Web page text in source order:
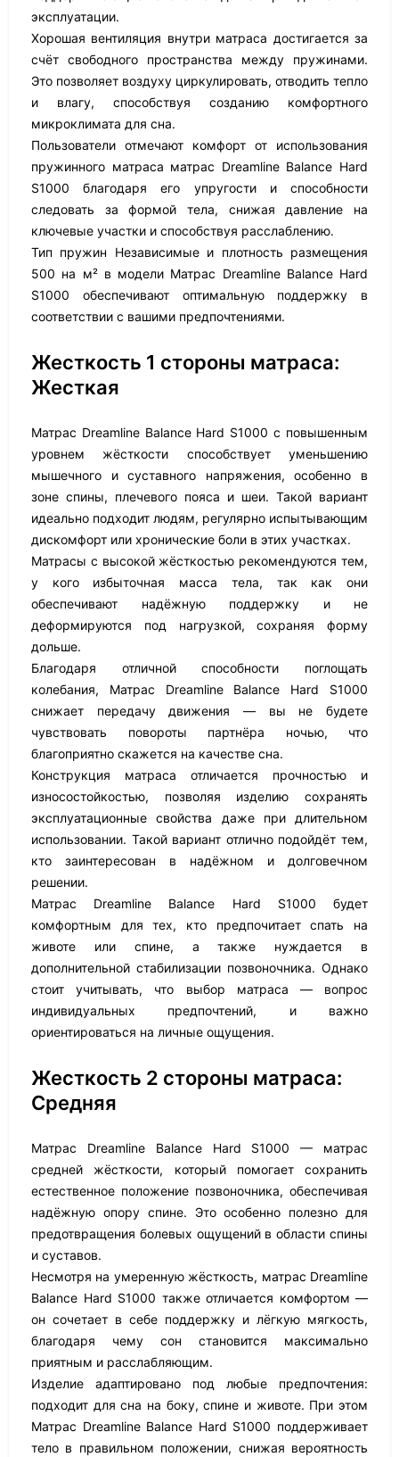
эксплуатации.
Хорошая вентиляция внутри матраса достигается за
счёт свободного пространства между пружинами.
Это позволяет воздуху циркулировать, отводить тепло
и влагу, способствуя созданию комфортного
микроклимата для сна.
Пользователи отмечают комфорт от использования
пружинного матраса матрас Dreamline Balance Hard
S1000 благодаря его упругости и способности
следовать за формой тела, снижая давление на
ключевые участки и способствуя расслаблению.
Тип пружин Независимые и плотность размещения
500 на м² в модели Матрас Dreamline Balance Hard
S1000 обеспечивают оптимальную поддержку в
соответствии с вашими предпочтениями.
Жесткость 1 стороны матраса:
Жесткая
Матрас Dreamline Balance Hard S1000 с повышенным
уровнем жёсткости способствует уменьшению
мышечного и суставного напряжения, особенно в
зоне спины, плечевого пояса и шеи. Такой вариант
идеально подходит людям, регулярно испытывающим
дискомфорт или хронические боли в этих участках.
Матрасы с высокой жёсткостью рекомендуются тем,
у кого избыточная масса тела, так как они
обеспечивают надёжную поддержку и не
деформируются под нагрузкой, сохраняя форму
дольше.
Благодаря отличной способности поглощать
колебания, Матрас Dreamline Balance Hard S1000
снижает передачу движения — вы не будете
чувствовать повороты партнёра ночью, что
благоприятно скажется на качестве сна.
Конструкция матраса отличается прочностью и
износостойкостью, позволяя изделию сохранять
эксплуатационные свойства даже при длительном
использовании. Такой вариант отлично подойдёт тем,
кто заинтересован в надёжном и долговечном
решении.
Матрас Dreamline Balance Hard S1000 будет
комфортным для тех, кто предпочитает спать на
животе или спине, а также нуждается в
дополнительной стабилизации позвоночника. Однако
стоит учитывать, что выбор матраса — вопрос
индивидуальных предпочтений, и важно
ориентироваться на личные ощущения.
Жесткость 2 стороны матраса:
Средняя
Матрас Dreamline Balance Hard S1000 — матрас
средней жёсткости, который помогает сохранить
естественное положение позвоночника, обеспечивая
надёжную опору спине. Это особенно полезно для
предотвращения болевых ощущений в области спины
и суставов.
Несмотря на умеренную жёсткость, матрас Dreamline
Balance Hard S1000 также отличается комфортом —
он сочетает в себе поддержку и лёгкую мягкость,
благодаря чему сон становится максимально
приятным и расслабляющим.
Изделие адаптировано под любые предпочтения:
подходит для сна на боку, спине и животе. При этом
Матрас Dreamline Balance Hard S1000 поддерживает
тело в правильном положении, снижая вероятность